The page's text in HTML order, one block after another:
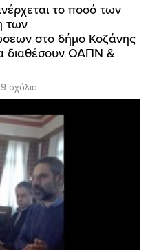
το ποσό των
των
στο δήμο Κοζάνης
διαθέσουν ΟΑΠΝ &
σχόλια